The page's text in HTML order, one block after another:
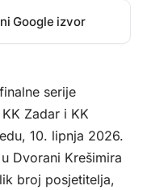
Google izvor
serije
Zadar i KK
10. lipnja 2026.
Dvorani Krešimira
broj posjetitelja,